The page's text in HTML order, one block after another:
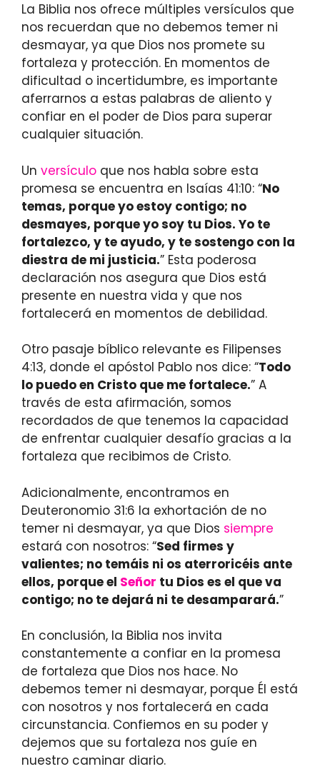
La Biblia nos ofrece múltiples versículos que
nos recuerdan que no debemos temer ni
desmayar, ya que Dios nos promete su
fortaleza y protección. En momentos de
dificultad o incertidumbre, es importante
aferrarnos a estas palabras de aliento y
confiar en el poder de Dios para superar
cualquier situación.
Un versículo que nos habla sobre esta
promesa se encuentra en Isaías 41:10: “No
temas, porque yo estoy contigo; no
desmayes, porque yo soy tu Dios. Yo te
fortalezco, y te ayudo, y te sostengo con la
diestra de mi justicia.” Esta poderosa
declaración nos asegura que Dios está
presente en nuestra vida y que nos
fortalecerá en momentos de debilidad.
Otro pasaje bíblico relevante es Filipenses
4:13, donde el apóstol Pablo nos dice: “Todo
lo puedo en Cristo que me fortalece.” A
través de esta afirmación, somos
recordados de que tenemos la capacidad
de enfrentar cualquier desafío gracias a la
fortaleza que recibimos de Cristo.
Adicionalmente, encontramos en
Deuteronomio 31:6 la exhortación de no
temer ni desmayar, ya que Dios siempre
estará con nosotros: “Sed firmes y
valientes; no temáis ni os aterroricéis ante
ellos, porque el Señor tu Dios es el que va
contigo; no te dejará ni te desamparará.”
En conclusión, la Biblia nos invita
constantemente a confiar en la promesa
de fortaleza que Dios nos hace. No
debemos temer ni desmayar, porque Él está
con nosotros y nos fortalecerá en cada
circunstancia. Confiemos en su poder y
dejemos que su fortaleza nos guíe en
nuestro caminar diario.